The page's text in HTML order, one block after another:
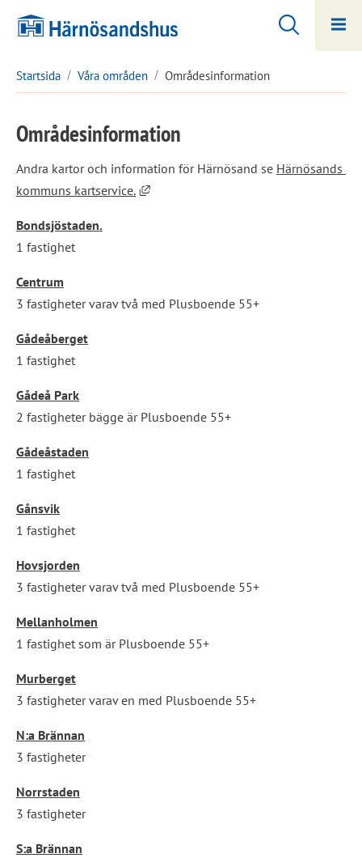
Startsida Våra områden Områdesinformation
Områdesinformation
Andra kartor och information för Härnösand se Härnösands
kommuns kartservice.
Länk till annan webbplats, öppnas i
Bondsjöstaden.
1 fastighet
Centrum
3 fastigheter varav två med Plusboende 55+
Gådeåberget
1 fastighet
Gådeå Park
2 fastigheter bägge är Plusboende 55+
Gådeåstaden
1 fastighet
Gånsvik
1 fastighet
Hovsjorden
3 fastigheter varav två med Plusboende 55+
Mellanholmen
1 fastighet som är Plusboende 55+
Murberget
3 fastigheter varav en med Plusboende 55+
N:a Brännan
3 fastigheter
Norrstaden
3 fastigheter
S:a Brännan